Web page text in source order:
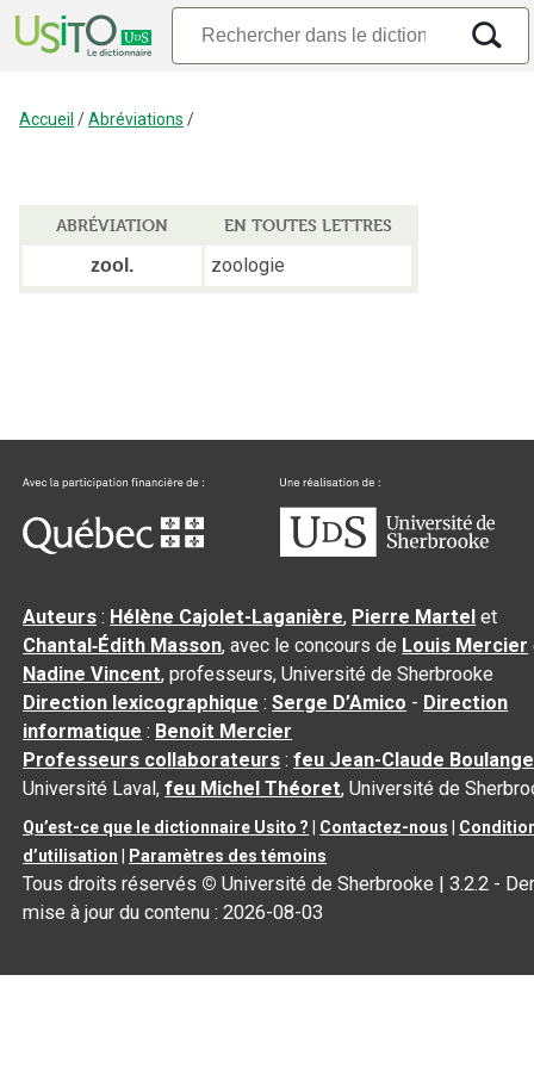
Accueil /Abréviations /
ABRÉVIATION
EN TOUTES LETTRES
zool.
zoologie
Auteurs : Hélène Cajolet-Laganière, Pierre Martel et
Chantal‑Édith Masson, avec le concours de Louis Mercier
Nadine Vincent, professeurs, Université de Sherbrooke
Direction lexicographique :Serge D’Amico - Direction
informatique : Benoit Mercier
Professeurs collaborateurs :feu Jean-Claude
Université Laval,feu Michel Théoret, Université de
Qu’est-ce que le dictionnaire Usito ? Contactez-nous
d’utilisation
Paramètres des témoins
Tous droits réservés © Université de Sherbrooke |3.2.2 -
mise à jour du contenu :2026-08-03